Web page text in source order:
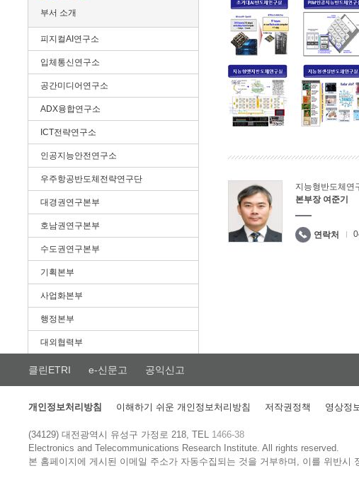
부서 소개
피지컬AI연구소
입체통신연구소
공간미디어연구소
ADX융합연구소
ICT전략연구소
인공지능안전연구소
우주항공반도체전략연구단
대경권연구본부
호남권연구본부
수도권연구본부
기획본부
사업화본부
행정본부
대외협력부
지능형반도체연
본부장 여준기
연락처
클린ETRI e-신문고 공익신고
개인정보처리방침 이해하기 쉬운 개인정보처리방침 저작권정책 영상정
(34129) 대전광역시 유성구 가정로 218, TEL 1466-38
Electronics and Telecommunications Research Institute.All rights reserved.
본 홈페이지에 게시된 이메일 주소가 자동수집되는 것을 거부하며, 이를 위반시